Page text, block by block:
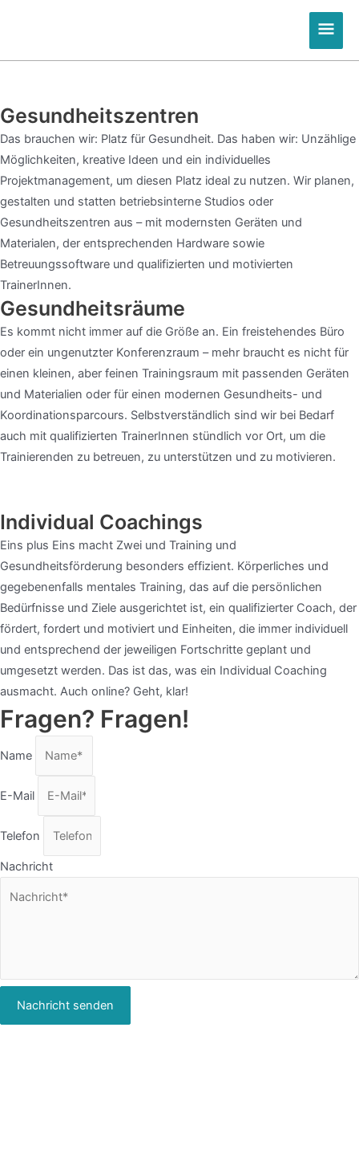
Gesundheitszentren
Das brauchen wir: Platz für Gesundheit. Das haben wir: Unzählige
Möglichkeiten, kreative Ideen und ein individuelles
Projektmanagement, um diesen Platz ideal zu nutzen. Wir planen,
gestalten und statten betriebsinterne Studios oder
Gesundheitszentren aus – mit modernsten Geräten und
Materialen, der entsprechenden Hardware sowie
Betreuungssoftware und qualifizierten und motivierten
TrainerInnen.
Gesundheitsräume
Es kommt nicht immer auf die Größe an. Ein freistehendes Büro
oder ein ungenutzter Konferenzraum – mehr braucht es nicht für
einen kleinen, aber feinen Trainingsraum mit passenden Geräten
und Materialien oder für einen modernen Gesundheits- und
Koordinationsparcours. Selbstverständlich sind wir bei Bedarf
auch mit qualifizierten TrainerInnen stündlich vor Ort, um die
Trainierenden zu betreuen, zu unterstützen und zu motivieren.
Individual Coachings
Eins plus Eins macht Zwei und Training und
Gesundheitsförderung besonders effizient. Körperliches und
gegebenenfalls mentales Training, das auf die persönlichen
Bedürfnisse und Ziele ausgerichtet ist, ein qualifizierter Coach, der
fördert, fordert und motiviert und Einheiten, die immer individuell
und entsprechend der jeweiligen Fortschritte geplant und
umgesetzt werden. Das ist das, was ein Individual Coaching
ausmacht. Auch online? Geht, klar!
Fragen? Fragen!
Name
E-Mail
Telefon
Nachricht
Nachricht senden